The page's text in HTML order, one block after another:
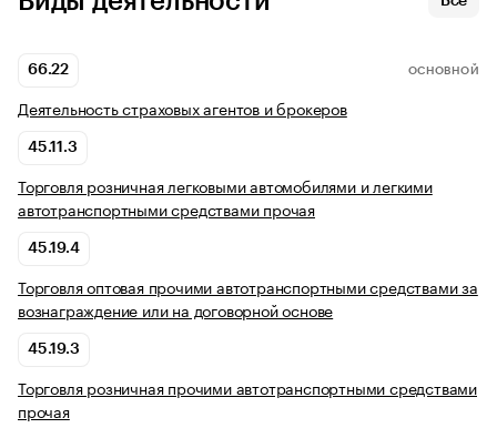
66.22 ОСНОВНОЙ
Деятельность страховых агентов и брокеров
45.11.3
Торговля розничная легковыми автомобилями и легкими
автотранспортными средствами прочая
45.19.4
Торговля оптовая прочими автотранспортными средствами за
вознаграждение или на договорной основе
45.19.3
Торговля розничная прочими автотранспортными средствами
прочая